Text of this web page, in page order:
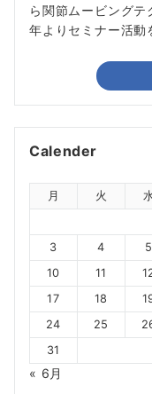
ら関節ムービング
年よりセミナー活動
Calender
月 火
3
4 5
10
11
17
18
24
25
31
« 6月